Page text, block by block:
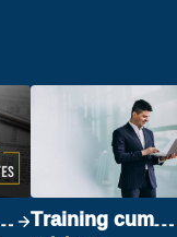
Training cum